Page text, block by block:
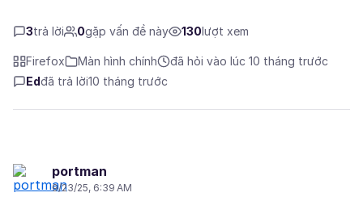
3trả lời 0gặp vấn đề này 130lượt xem
Firefox Màn hình chính
đã hỏi vào lúc 10 tháng trước
Edđã trả lời10 tháng trước
portman
9/23/25, 6:39 AM